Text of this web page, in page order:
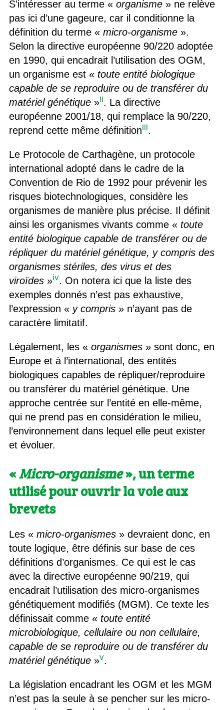
S’intéresser au terme «organisme » ne relève
pas ici d’une gageure, car il conditionne la
définition du terme « micro-organisme».
Selon la directive européenne 90/220 adoptée
en 1990, qui encadrait l’utilisation des OGM,
un organisme est « toute entité biologique
capable de se reproduire ou de transférer du
matériel génétique»ii. La directive
européenne 2001/18, qui remplace la 90/220,
reprend cette même définitioniii.
Le Protocole de Carthagène, un protocole
international adopté dans le cadre de la
Convention de Rio de 1992 pour prévenir les
risques biotechnologiques, considère les
organismes de manière plus précise. Il définit
ainsi les organismes vivants comme « toute
entité biologique capable de transférer ou de
répliquer du matériel génétique, y compris des
organismes stériles, des virus et des
viroïdes»iv. On notera ici que la liste des
exemples donnés n’est pas exhaustive,
l’expression « y compris» n’ayant pas de
caractère limitatif.
Légalement, les «organismes » sont donc, en
Europe et à l’international, des entités
biologiques capables de répliquer/reproduire
ou transférer du matériel génétique. Une
approche centrée sur l’entité en elle-même,
qui ne prend pas en considération le milieu,
l’environnement dans lequel elle peut exister
et évoluer.
«Micro-organisme», un terme
utilisé pour ouvrir la voie aux
brevets
Les « micro-organismes» devraient donc, en
toute logique, être définis sur base de ces
définitions d’organismes. Ce qui est le cas
avec la directive européenne 90/219, qui
encadrait l’utilisation des micro-organismes
génétiquement modifiés (MGM). Ce texte les
définissait comme « toute entité
microbiologique, cellulaire ou non cellulaire,
capable de se reproduire ou de transférer du
matériel génétique»v.
La législation encadrant les OGM et les MGM
n’est pas la seule à se pencher sur les micro-